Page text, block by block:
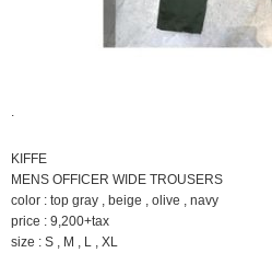
.
KIFFE
MENS OFFICER WIDE TROUSERS
color : top gray , beige , olive , navy
price : 9,200+tax
size : S , M , L , XL